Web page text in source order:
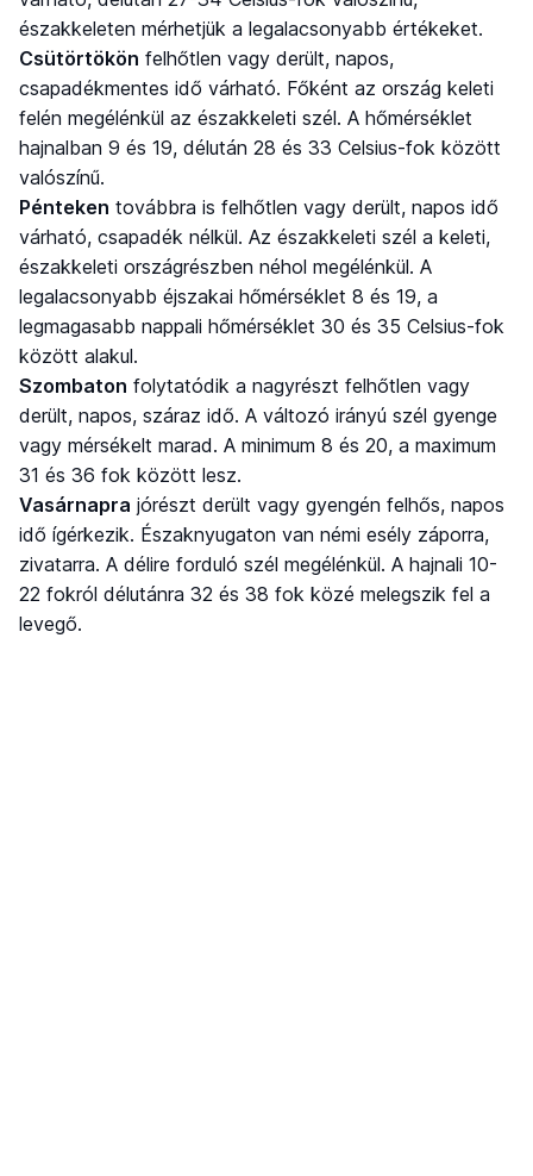
északkeleten mérhetjük a legalacsonyabb értékeket.
Csütörtökön felhőtlen vagy derült, napos,
csapadékmentes idő várható. Főként az ország keleti
felén megélénkül az északkeleti szél. A hőmérséklet
hajnalban 9 és 19, délután 28 és 33 Celsius-fok között
valószínű.
Pénteken továbbra is felhőtlen vagy derült, napos idő
várható, csapadék nélkül. Az északkeleti szél a keleti,
északkeleti országrészben néhol megélénkül. A
legalacsonyabb éjszakai hőmérséklet 8 és 19, a
legmagasabb nappali hőmérséklet 30 és 35 Celsius-fok
között alakul.
Szombaton folytatódik a nagyrészt felhőtlen vagy
derült, napos, száraz idő. A változó irányú szél gyenge
vagy mérsékelt marad. A minimum 8 és 20, a maximum
31 és 36 fok között lesz.
Vasárnapra jórészt derült vagy gyengén felhős, napos
idő ígérkezik. Északnyugaton van némi esély záporra,
zivatarra. A délire forduló szél megélénkül. A hajnali 10-
22 fokról délutánra 32 és 38 fok közé melegszik fel a
levegő.